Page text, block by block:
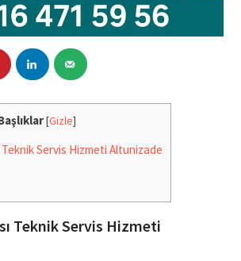
[Gizle]
Servis Hizmeti Altunizade
Teknik Servis Hizmeti